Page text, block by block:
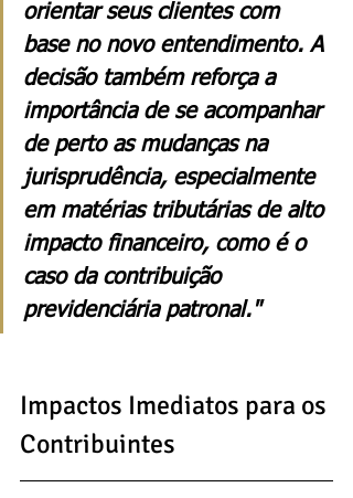
orientar seus clientes com
base no novo entendimento. A
decisão também reforça a
importância de se acompanhar
de perto as mudanças na
jurisprudência, especialmente
em matérias tributárias de alto
impacto financeiro, como é o
caso da contribuição
previdenciária patronal."
Impactos Imediatos para os
Contribuintes